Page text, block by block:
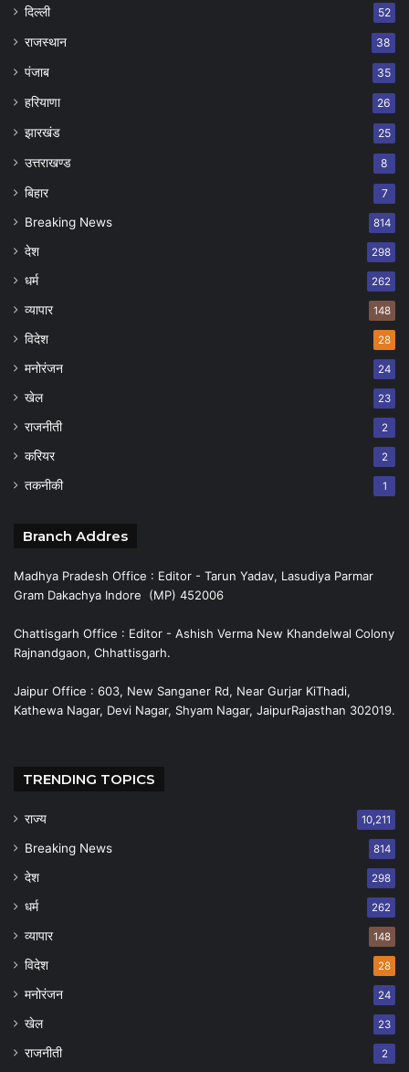
दिल्ली 52
राजस्थान 38
पंजाब 35
हरियाणा 26
झारखंड 25
उत्तराखण्ड 8
बिहार 7
Breaking News 814
देश 298
धर्म 262
व्यापार 148
विदेश 28
मनोरंजन 24
खेल 23
राजनीती 2
करियर 2
तकनीकी 1
Branch Addres
Madhya Pradesh Office : Editor - Tarun Yadav, Lasudiya Parmar
Gram Dakachya Indore (MP) 452006
Chattisgarh Office : Editor - Ashish Verma New Khandelwal Colony
Rajnandgaon, Chhattisgarh.
Jaipur Office : 603, New Sanganer Rd, Near Gurjar KiThadi,
Kathewa Nagar, Devi Nagar, Shyam Nagar, JaipurRajasthan 302019.
TRENDING TOPICS
राज्य 10,211
Breaking News 814
देश 298
धर्म 262
व्यापार 148
विदेश 28
मनोरंजन 24
खेल 23
राजनीती 2